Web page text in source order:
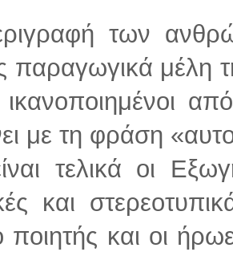
των
παραγωγικά μέλη
ικανοποιημένοι
με τη φράση
τελικά οι
και
και οι